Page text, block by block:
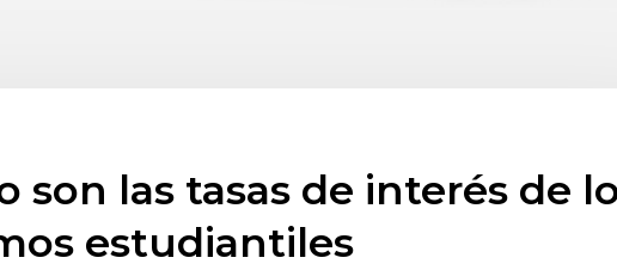
son las tasas de interés de
estudiantiles